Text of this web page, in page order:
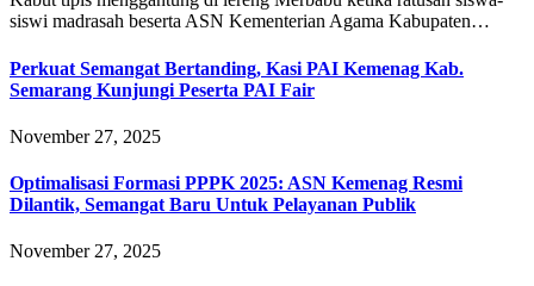
siswi madrasah beserta ASN Kementerian Agama Kabupaten…
Perkuat Semangat Bertanding, Kasi PAI Kemenag Kab.
Semarang Kunjungi Peserta PAI Fair
November 27, 2025
Optimalisasi Formasi PPPK 2025: ASN Kemenag Resmi
Dilantik, Semangat Baru Untuk Pelayanan Publik
November 27, 2025